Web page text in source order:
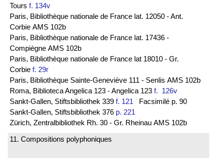
Tours f. 134v
Paris, Bibliothèque nationale de France lat. 12050 - Ant.
Corbie AMS 102b
Paris, Bibliothèque nationale de France lat. 17436 -
Compiègne AMS 102b
Paris, Bibliothèque nationale de France lat 18010 - Gr.
Corbie f. 29r
Paris, Bibliothèque Sainte-Geneviève 111 - Senlis AMS 102b
Roma, Biblioteca Angelica 123 - Angelica 123 f. 126v
Sankt-Gallen, Stiftsbibliothek 339 f. 121 Facsimilé p. 90
Sankt-Gallen, Stiftsbibliothek 376 p. 221
Zürich, Zentralbibliothek Rh. 30 - Gr. Rheinau AMS 102b
11. Compositions polyphoniques